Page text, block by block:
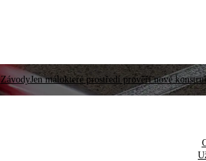
ZávodyJen málokteré prostředí prověří nové